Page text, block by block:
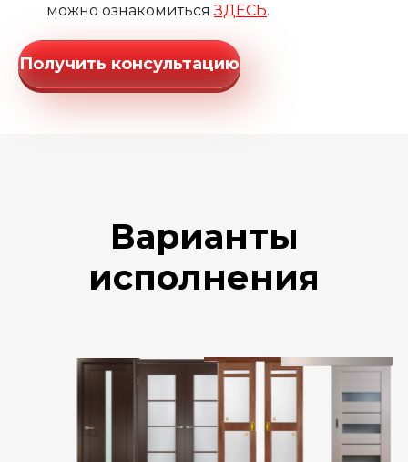
можно ознакомитьсяЗДЕСЬ.
Получить консультацию
Варианты
исполнения